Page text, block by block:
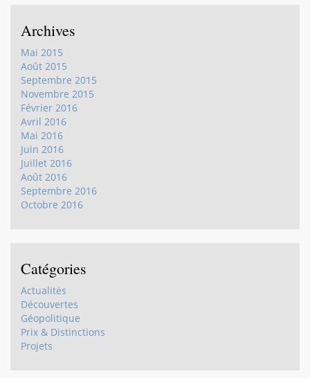
Archives
Mai 2015
Août 2015
Septembre 2015
Novembre 2015
Février 2016
Avril 2016
Mai 2016
Juin 2016
Juillet 2016
Août 2016
Septembre 2016
Octobre 2016
Catégories
Actualités
Découvertes
Géopolitique
Prix & Distinctions
Projets